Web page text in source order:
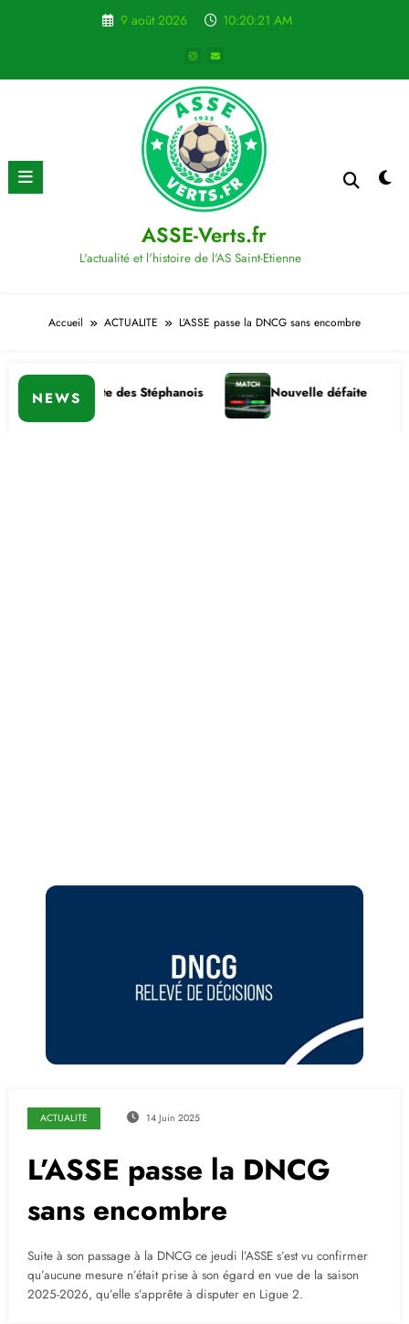
9 août 2026 10:20:21 AM
ASSE-Verts.fr
L'actualité et l'histoire de l'AS Saint-Etienne
Accueil ACTUALITE L’ASSE passe la DNCG sans encombre
NEWS
importante des Stéphanois Nouvelle défaite
ACTUALITE 14 Juin 2025
L’ASSE passe la DNCG
sans encombre
Suite à son passage à la DNCG ce jeudi l’ASSE s’est vu confirmer
qu’aucune mesure n’était prise à son égard en vue de la saison
2025-2026, qu’elle s’apprête à disputer en Ligue 2.